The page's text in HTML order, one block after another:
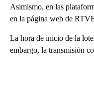
Asimismo, en las
en la página web de
La hora de inicio de la
embargo, la transmisión